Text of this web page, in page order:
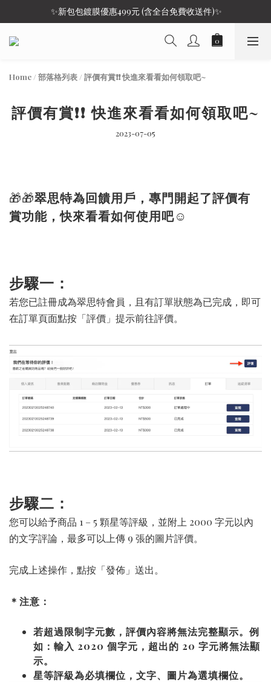
✨新包包鍍膜優惠499元 (含全台免費收送件)✨
Home / 部落格列表 / 評價有賞❗❗ 快進來看看如何領取吧~
評價有賞❗❗ 快進來看看如何領取吧~
2023-07-05
🎁🎁翠思特為回饋用戶，專門開起了評價有
賞功能，快來看看如何使用吧☺
步驟一：
若您已註冊成為翠思特會員，且有訂單狀態為已完成，即可
在訂單頁面點按「評價」提示前往評價。
步驟二：
您可以給予商品 1 – 5 顆星等評級，並附上 2000 字元以內
的文字評論，最多可以上傳 9 張的圖片評價。
完成上述操作，點按「發佈」送出。
＊注意：
若超過限制字元數，評價內容將無法完整顯示。 例
如：輸入 2020 個字元，超出的 20 字元將無法顯
示。
星等評級為必填欄位，文字、圖片為選填欄位。